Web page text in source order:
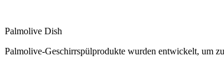
Palmolive Dish
Palmolive-Geschirrspülprodukte wurden entwickelt, um